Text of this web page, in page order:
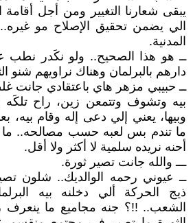
يبقى شعارنا التغيير ومن أجل أقامة
الي يضمن تحقيق الإصلاح مو
المدنية.
ــ هو هذا الصحيح.. ولو نكَدر نطب
دارهم بالبرلمان وهناك نراويهم شنو
ــ حبيبي مزهر هاي باعتقادي جانت
بيه وتشوف وتتمعن زين، راح تلكَه
وبيها، يعني إلي دعى إله وقام بيه،
ما تندم بس لعبه حسب مصالحه..
أحنه نريده سلمية لا أكثر ولا أقل.
ـــ والله جانت تصير ثورة.
ــ عيوني رحمه الوالديك.. شلون
ذيج الحركة ألي دخلنه بيه
الشعب.. !!؟ جنه مجاميع ما ينعرف